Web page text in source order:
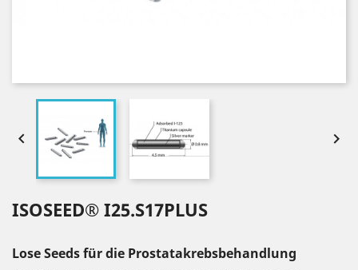
 
ISOSEED® I25.S17PLUS
Lose Seeds für die Prostatakrebsbehandlung